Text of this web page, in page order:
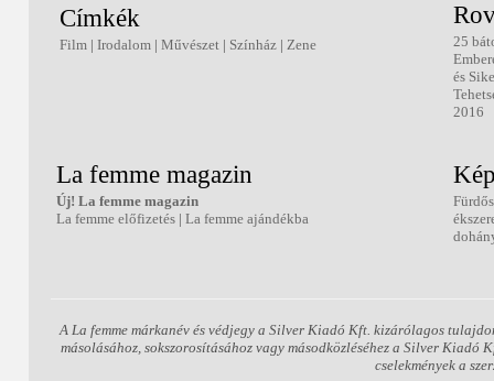
Címkék
Film | Irodalom | Művészet | Színház | Zene
25
és
2016
La femme magazin
Új! La femme magazin
La femme előfizetés | La femme ajándékba
A La femme márkanév és védjegy a Silver Kiadó Kft. kizárólagos
másolásához, sokszorosításához vagy másodközléséhez a Silver
cselekmények a